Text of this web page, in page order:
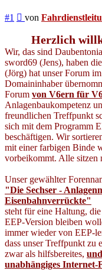
#1 Beitrag
von
Herzlich
Wir, das sind
sword69 (Jens), haben
(Jörg) hat unser Forum
Domaininhaber
Forum von V6ern für
Anlagenbaukompetenz
freundlichen Treffpunkt
sich mit dem Programm
beschäftigen. Wir
mit einer farbigen Binde
vorbeikommt. Alle sitzen
Unser gewählter
"Die Sechser -
Eisenbahnverrückte"
steht für eine Haltung,
EEP-Version bleiben
immer wieder von EEP-
dass unser Treffpunkt zu
zwar als hilfsbereites,
unabhängiges Internet-